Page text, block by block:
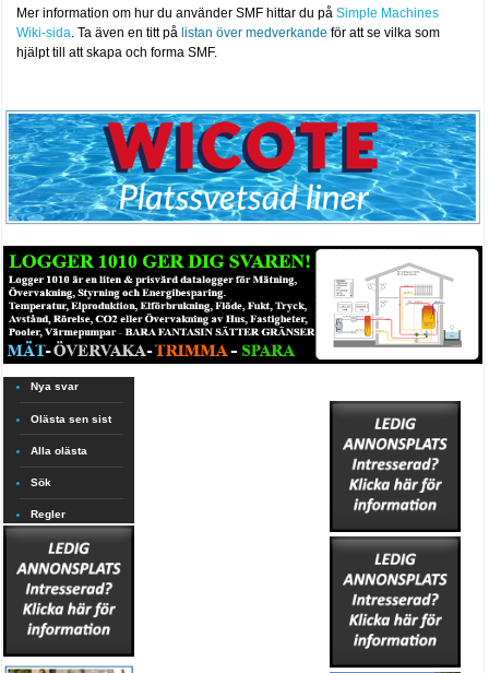
Mer information om hur du använder SMF hittar du påSimple Machines
Wiki-sida. Ta även en titt på listan över medverkande för att se vilka som
hjälpt till att skapa och forma SMF.
Nya svar
Olästa sen sist
Alla olästa
Sök
Regler